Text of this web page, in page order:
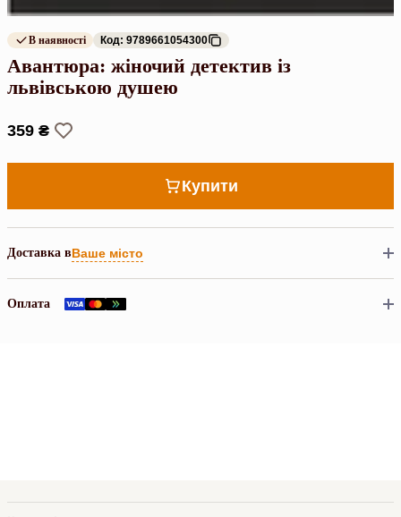
В наявності Код: 9789661054300
Авантюра: жіночий детектив із
львівською душею
359 ₴
Купити
Доставка вВаше місто
Оплата